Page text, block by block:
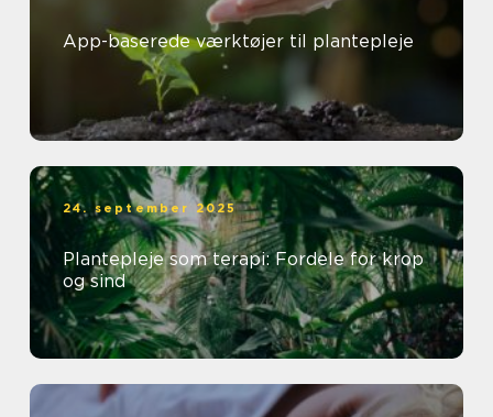
App-baserede værktøjer til plantepleje
24. september 2025
Plantepleje som terapi: Fordele for krop
og sind